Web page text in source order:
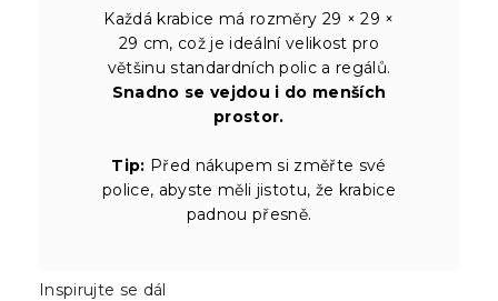
Každá krabice má rozměry 29 × 29 ×
29 cm, což je ideální velikost pro
většinu standardních polic a regálů.
Snadno se vejdou i do menších
prostor.
Tip: Před nákupem si změřte své
police, abyste měli jistotu, že krabice
padnou přesně.
Inspirujte se dál